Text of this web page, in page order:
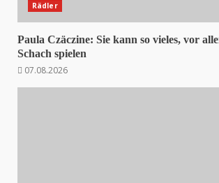
Rädler
Paula Czäczine: Sie kann so vieles, vor
Schach spielen
07.08.2026